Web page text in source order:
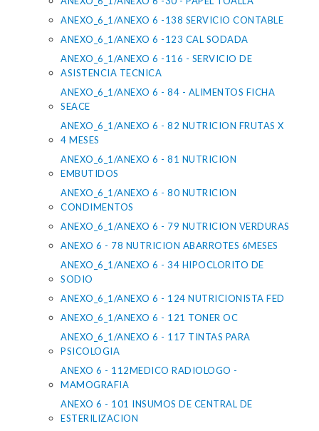
ANEXO_6_1/ANEXO 6 -138 SERVICIO CONTABLE
ANEXO_6_1/ANEXO 6 -123 CAL SODADA
ANEXO_6_1/ANEXO 6 -116 - SERVICIO DE
ASISTENCIA TECNICA
ANEXO_6_1/ANEXO 6 - 84 - ALIMENTOS FICHA
SEACE
ANEXO_6_1/ANEXO 6 - 82 NUTRICION FRUTAS X
4 MESES
ANEXO_6_1/ANEXO 6 - 81 NUTRICION
EMBUTIDOS
ANEXO_6_1/ANEXO 6 - 80 NUTRICION
CONDIMENTOS
ANEXO_6_1/ANEXO 6 - 79 NUTRICION VERDURAS
ANEXO 6 - 78 NUTRICION ABARROTES 6MESES
ANEXO_6_1/ANEXO 6 - 34 HIPOCLORITO DE
SODIO
ANEXO_6_1/ANEXO 6 - 124 NUTRICIONISTA FED
ANEXO_6_1/ANEXO 6 - 121 TONER OC
ANEXO_6_1/ANEXO 6 - 117 TINTAS PARA
PSICOLOGIA
ANEXO 6 - 112MEDICO RADIOLOGO -
MAMOGRAFIA
ANEXO 6 - 101 INSUMOS DE CENTRAL DE
ESTERILIZACION